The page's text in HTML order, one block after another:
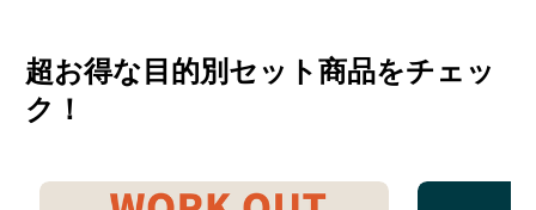
超お得な目的別セット商品をチェッ
ク！